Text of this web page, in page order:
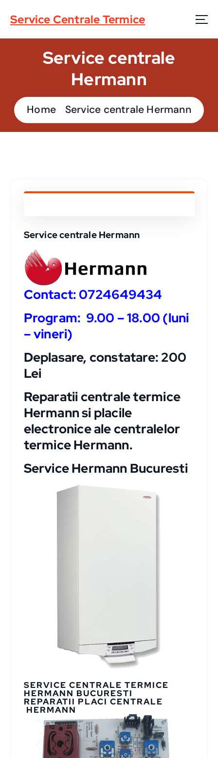
i
n
Service Centrale Termice
Service centrale
Hermann
Home Service centrale Hermann
Service centrale Hermann
Contact: 0724649434
Program: 9.00 – 18.00 (luni
– vineri)
Deplasare, constatare: 200
Lei
Reparatii centrale termice
Hermann si placile
electronice ale centralelor
termice Hermann.
Service Hermann Bucuresti
SERVICE CENTRALE TERMICE
HERMANN BUCURESTI
REPARATII PLACI CENTRALE
HERMANN